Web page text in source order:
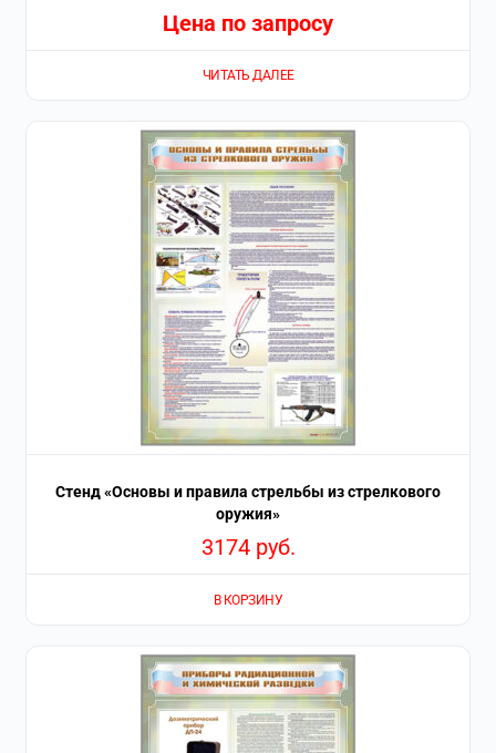
Цена по запросу
ЧИТАТЬ ДАЛЕЕ
Стенд «Основы и правила стрельбы из стрелкового
оружия»
3174 руб.
В КОРЗИНУ